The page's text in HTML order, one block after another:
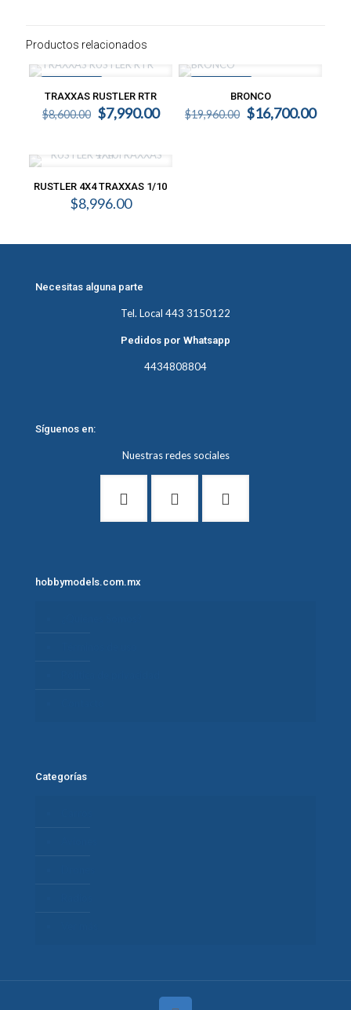
Productos relacionados
TRAXXAS RUSTLER RTR
$8,600.00 Original
$8,600.00.
$7,990.00Current
$7,990.00.
BRONCO
$19,960.00 Original
$16,700.00
RUSTLER 4X4 TRAXXAS 1/10
$8,996.00
Necesitas alguna parte
Tel. Local 443 3150122
Pedidos por Whatsapp
4434808804
Síguenos en:
Nuestras redes sociales
hobbymodels.com.mx
Categorías